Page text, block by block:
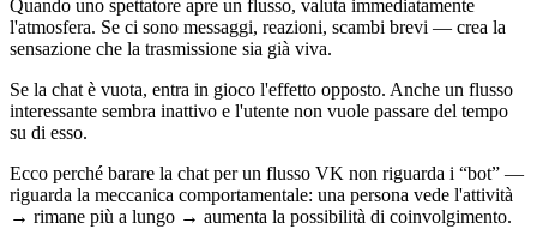
Quando uno spettatore apre un flusso, valuta immediatamente
l'atmosfera. Se ci sono messaggi, reazioni, scambi brevi — crea la
sensazione che la trasmissione sia già viva.
Se la chat è vuota, entra in gioco l'effetto opposto. Anche un flusso
interessante sembra inattivo e l'utente non vuole passare del tempo
su di esso.
Ecco perché barare la chat per un flusso VK non riguarda i “bot” —
riguarda la meccanica comportamentale: una persona vede l'attività
→ rimane più a lungo → aumenta la possibilità di coinvolgimento.